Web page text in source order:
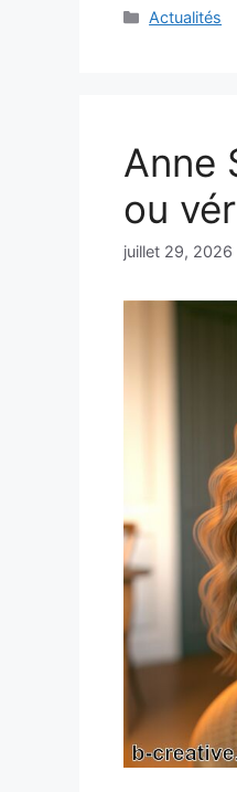
Catégories
Actualités
Anne
ou
juillet 29, 2026